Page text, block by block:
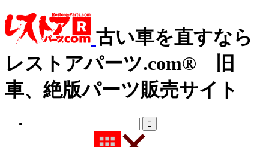
古い車を直すなら
レストアパーツ.com® 旧
車、絶版パーツ販売サイト